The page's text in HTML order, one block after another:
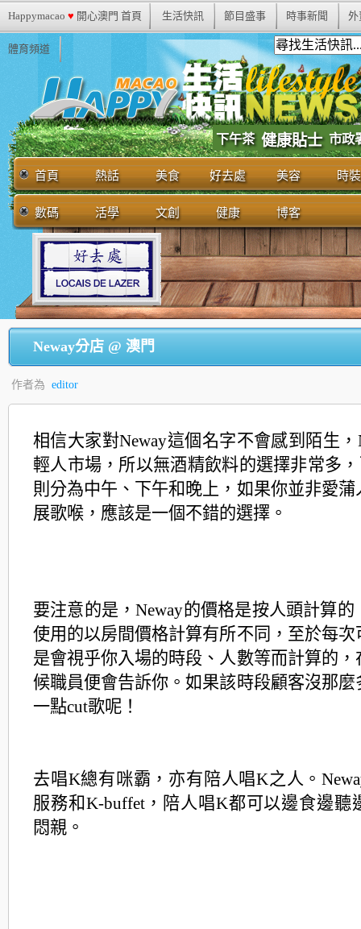
Happymacao ♥ 開心澳門 首頁 生活快訊 節目盛事 時事新聞 外
體育頻道
下午茶 健康貼士 市政
首頁 熱話 美食 好去處 美容 時裝
數碼 活學 文創 健康 博客
Neway分店 @ 澳門
作者為 editor
相信大家對Neway這個名字不會感到陌生，
輕人市場，所以無酒精飲料的選擇非常多
則分為中午、下午和晚上，如果你並非愛
展歌喉，應該是一個不錯的選擇。
要注意的是，Neway的價格是按人頭計算的
使用的以房間價格計算有所不同，至於每次
是會視乎你入場的時段、人數等而計算的，
候職員便會告訴你。如果該時段顧客沒那麼
一點cut歌呢！
去唱K總有咪霸，亦有陪人唱K之人。
服務和K-buffet，陪人唱K都可以邊食邊聽
悶親。